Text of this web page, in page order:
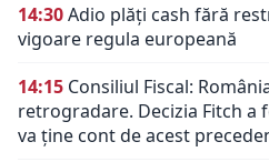
14:30Adio plăți cash fără
vigoare regula europeană
14:15 Consiliul Fiscal:
retrogradare. Decizia Fitch a
va ține cont de acest